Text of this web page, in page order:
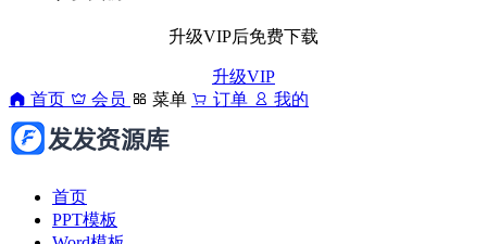
升级VIP后免费下载
升级VIP
首页
会员 菜单 订单 我的
首页
PPT模板